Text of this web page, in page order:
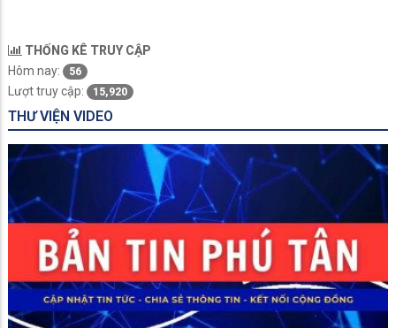
THỐNG KÊ TRUY CẬP
Hôm nay:
56
Lượt truy cập: 15,920
THƯ VIỆN VIDEO
An Giang siết chặt an toàn thực phẩm từ bếp ăn tập thể